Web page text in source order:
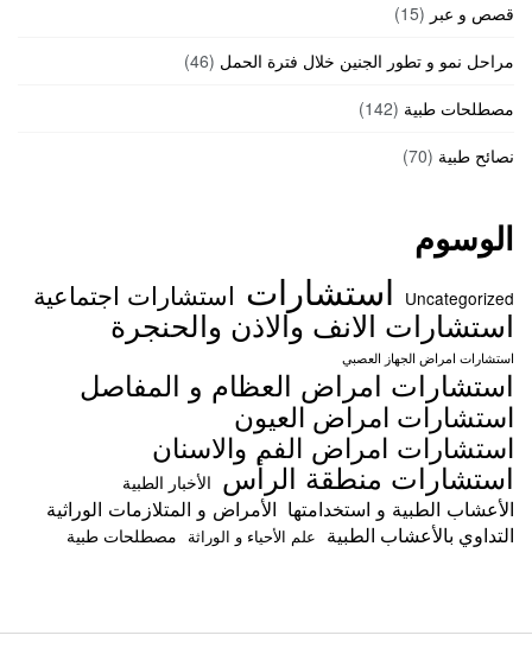
قصص و عبر (15)
مراحل نمو و تطور الجنين خلال فترة الحمل (46)
مصطلحات طبية (142)
نصائح طبية (70)
الوسوم
Uncategorized استشارات استشارات اجتماعية
استشارات الانف والاذن والحنجرة
استشارات امراض الجهاز العصبي
استشارات امراض العظام و المفاصل
استشارات امراض العيون
استشارات امراض الفم والاسنان
استشارات منطقة الرأس الأخبار الطبية
الأعشاب الطبية و استخدامتها الأمراض و المتلازمات الوراثية
التداوي بالأعشاب الطبية علم الأحياء و الوراثة مصطلحات طبية